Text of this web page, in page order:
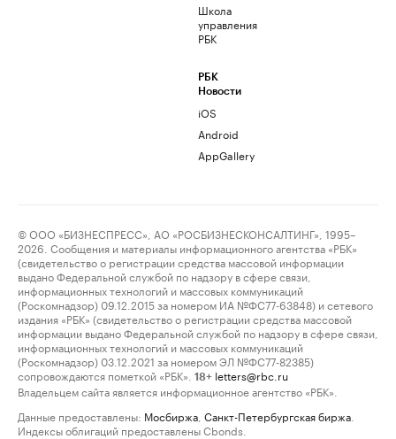
Школа
управления
РБК
РБК
Новости
iOS
Android
AppGallery
© ООО «БИЗНЕСПРЕСС», АО «РОСБИЗНЕСКОНСАЛТИНГ», 1995–
2026. Сообщения и материалы информационного агентства «РБК»
(свидетельство о регистрации средства массовой информации
выдано Федеральной службой по надзору в сфере связи,
информационных технологий и массовых коммуникаций
(Роскомнадзор) 09.12.2015 за номером ИА №ФС77-63848) и сетевого
издания «РБК» (свидетельство о регистрации средства массовой
информации выдано Федеральной службой по надзору в сфере связи,
информационных технологий и массовых коммуникаций
(Роскомнадзор) 03.12.2021 за номером ЭЛ №ФС77-82385)
сопровождаются пометкой «РБК».
18+ letters@rbc.ru
Владельцем сайта является информационное агентство «РБК».
Данные предоставлены: Мосбиржа Санкт-Петербургская биржа
Индексы облигаций предоставлены Cbonds.